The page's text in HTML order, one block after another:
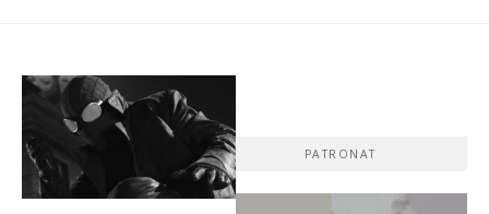
PATRONAT